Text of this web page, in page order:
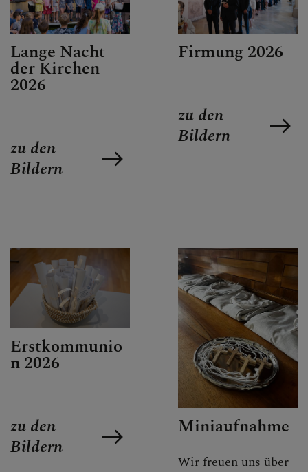
ALLGEMEINE
GOTTESDIENSTORDNUN
G
KINDER UND FAMILIEN
SAKRAMENTE
PFARRLICHE GRUPPEN
DOM AKTUELL
GLAUBENSVERTIEFUNG
Lange Nacht
der Kirchen
2026
zu den
Bildern
Firmung 2026
zu den
Bildern
Erstkommunio
n 2026
zu den
Bildern
Miniaufnahme
Wir freuen uns über